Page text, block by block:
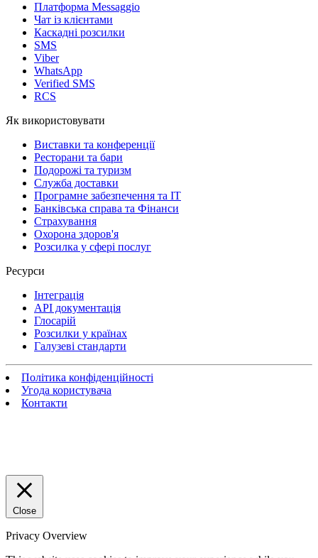
Платформа Messaggio
Чат із клієнтами
Каскадні розсилки
SMS
Viber
WhatsApp
Verified SMS
RCS
Як використовувати
Виставки та конференції
Ресторани та бари
Подорожі та туризм
Служба доставки
Програмне забезпечення та IT
Банківська справа та Фінанси
Страхування
Охорона здоров'я
Розсилка у сфері послуг
Ресурси
Інтеграція
API документація
Глосарій
Розсилки у країнах
Галузеві стандарти
Політика конфіденційності
Угода користувача
Контакти
Close
Privacy Overview